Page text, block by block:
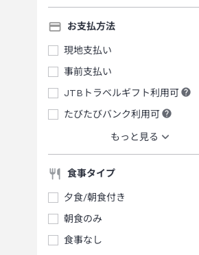
お支払方法
現地支払い
事前支払い
JTBトラベルギフト利用可
たびたびバンク利用可
もっと見る
食事タイプ
夕食/朝食付き
朝食のみ
食事なし